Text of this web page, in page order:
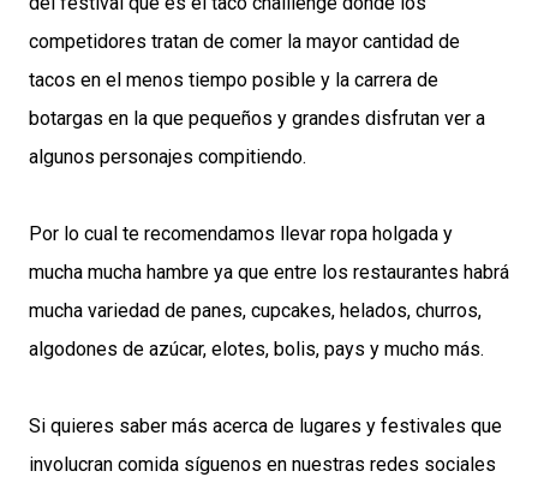
competidores tratan de comer la mayor cantidad de
tacos en el menos tiempo posible y la carrera de
botargas en la que pequeños y grandes disfrutan ver a
algunos personajes compitiendo.
Por lo cual te recomendamos llevar ropa holgada y
mucha mucha hambre ya que entre los restaurantes habrá
mucha variedad de panes, cupcakes, helados, churros,
algodones de azúcar, elotes, bolis, pays y mucho más.
Si quieres saber más acerca de lugares y festivales que
involucran comida síguenos en nuestras redes sociales